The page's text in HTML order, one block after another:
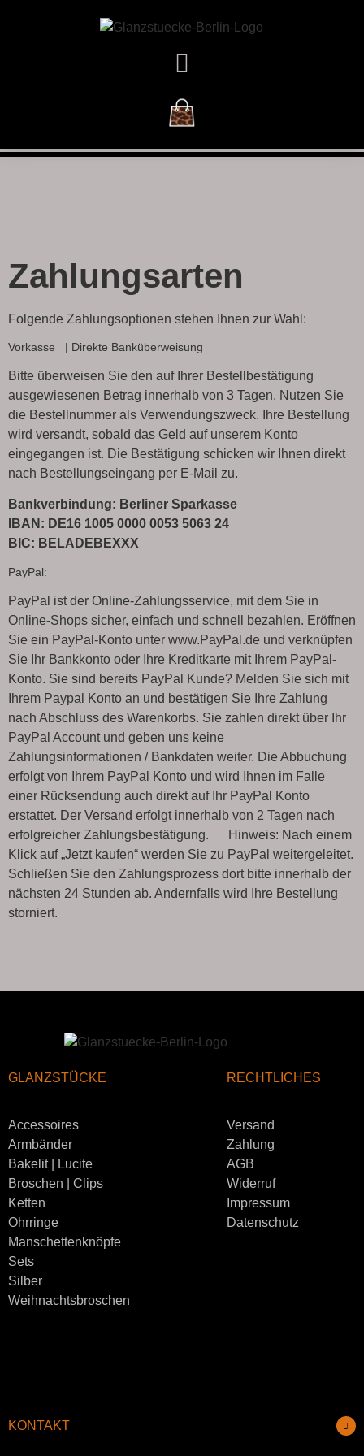
Zahlungsarten
Folgende Zahlungsoptionen stehen Ihnen zur Wahl:
Vorkasse | Direkte Banküberweisung
Bitte überweisen Sie den auf Ihrer Bestellbestätigung
ausgewiesenen Betrag innerhalb von 3 Tagen. Nutzen Sie
die Bestellnummer als Verwendungszweck. Ihre Bestellung
wird versandt, sobald das Geld auf unserem Konto
eingegangen ist. Die Bestätigung schicken wir Ihnen direkt
nach Bestellungseingang per E-Mail zu.
Bankverbindung: Berliner Sparkasse
IBAN: DE16 1005 0000 0053 5063 24
BIC: BELADEBEXXX
PayPal:
PayPal ist der Online-Zahlungsservice, mit dem Sie in
Online-Shops sicher, einfach und schnell bezahlen. Eröffnen
Sie ein PayPal-Konto unter www.PayPal.de und verknüpfen
Sie Ihr Bankkonto oder Ihre Kreditkarte mit Ihrem PayPal-
Konto. Sie sind bereits PayPal Kunde? Melden Sie sich mit
Ihrem Paypal Konto an und bestätigen Sie Ihre Zahlung
nach Abschluss des Warenkorbs. Sie zahlen direkt über Ihr
PayPal Account und geben uns keine
Zahlungsinformationen / Bankdaten weiter. Die Abbuchung
erfolgt von Ihrem PayPal Konto und wird Ihnen im Falle
einer Rücksendung auch direkt auf Ihr PayPal Konto
erstattet. Der Versand erfolgt innerhalb von 2 Tagen nach
erfolgreicher Zahlungsbestätigung. Hinweis: Nach einem
Klick auf „Jetzt kaufen“ werden Sie zu PayPal weitergeleitet.
Schließen Sie den Zahlungsprozess dort bitte innerhalb der
nächsten 24 Stunden ab. Andernfalls wird Ihre Bestellung
storniert.
GLANZSTÜCKE
Accessoires
Armbänder
Bakelit | Lucite
Broschen | Clips
Ketten
Ohrringe
Manschettenknöpfe
Sets
Silber
Weihnachtsbroschen
RECHTLICHES
Versand
Zahlung
AGB
Widerruf
Impressum
Datenschutz
KONTAKT